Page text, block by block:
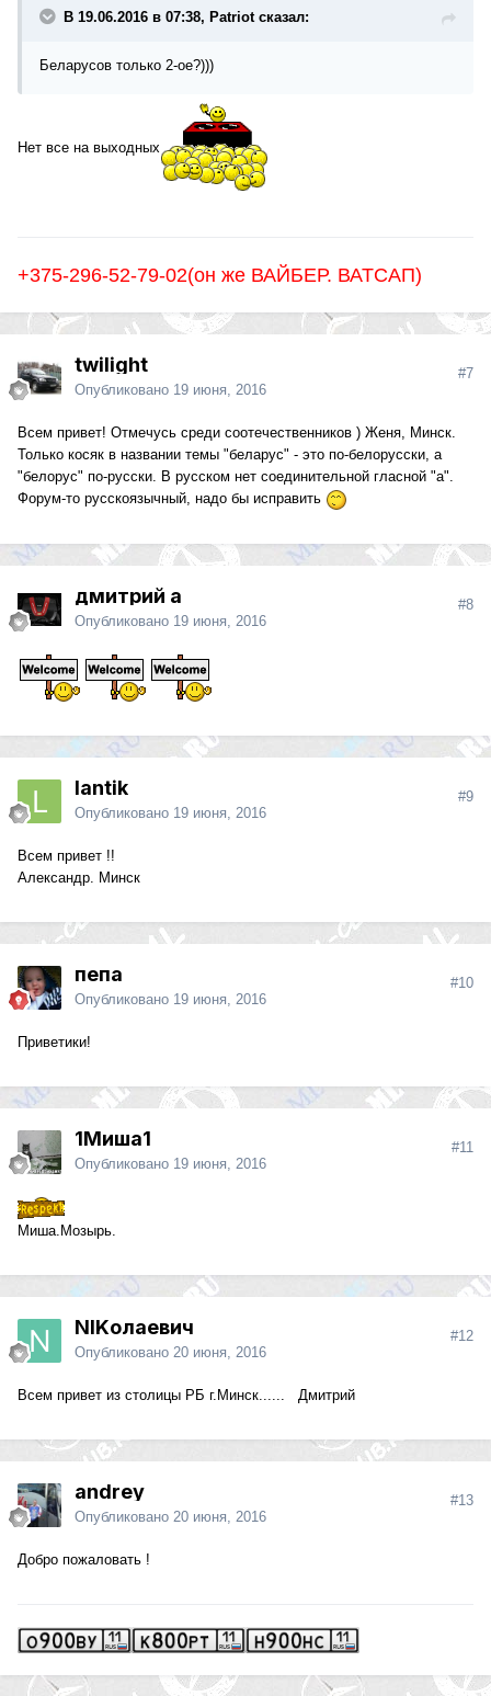
В 19.06.2016 в 07:38, Patriot сказал:
Беларусов только 2-ое?)))
Нет все на выходных
+375-296-52-79-02(он же ВАЙБЕР. ВАТСАП)
twilight
Опубликовано 19 июня, 2016
#7
Всем привет! Отмечусь среди соотечественников ) Женя, Минск.
Только косяк в названии темы "беларус" - это по-белорусски, а
"белорус" по-русски. В русском нет соединительной гласной "а".
Форум-то русскоязычный, надо бы исправить
дмитрий а
Опубликовано 19 июня, 2016
#8
lantik
Опубликовано 19 июня, 2016
#9
Всем привет !!
Александр. Минск
пепа
Опубликовано 19 июня, 2016
#10
Приветики!
1Миша1
Опубликовано 19 июня, 2016
#11
Миша.Мозырь.
NIKолаевич
Опубликовано 20 июня, 2016
#12
Всем привет из столицы РБ г.Минск...... Дмитрий
andrey
Опубликовано 20 июня, 2016
#13
Добро пожаловать !